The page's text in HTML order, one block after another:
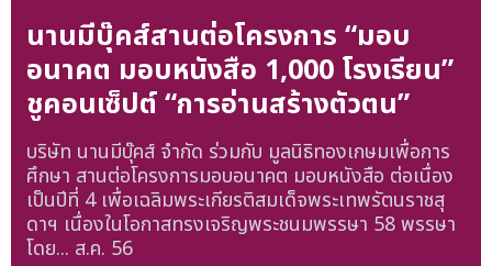
นานมีบุ๊คส์สานต่อโครงการ “มอบ
อนาคต มอบหนังสือ 1,000 โรงเรียน”
ชูคอนเซ็ปต์ “การอ่านสร้างตัวตน”
บริษัท นานมีบุ๊คส์ จำกัด ร่วมกับ มูลนิธิทองเกษมเพื่อการ
ศึกษา สานต่อโครงการมอบอนาคต มอบหนังสือ ต่อเนื่อง
เป็นปีที่ 4 เพื่อเฉลิมพระเกียรติสมเด็จพระเทพรัตนราชสุ
ดาฯ เนื่องในโอกาสทรงเจริญพระชนมพรรษา 58 พรรษา
โดย... ส.ค. 56